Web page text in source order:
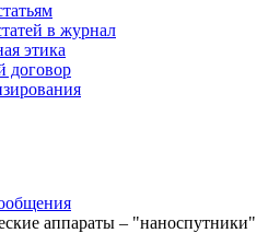
в журнал
этика
договор
аппараты – "наноспутники"